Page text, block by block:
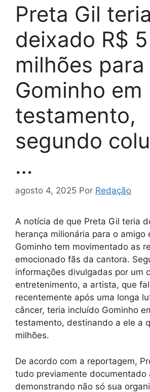
Preta Gil teria
deixado R$ 5
milhões para
Gominho em
testamento,
segundo
…
agosto 4, 2025 Por Redação
A notícia de que Preta Gil teria
herança milionária para o amigo
Gominho tem movimentado as
emocionado fãs da cantora.
informações divulgadas por um
entretenimento, a artista, que
recentemente após uma longa
câncer, teria incluído Gominho
testamento, destinando a ele a
milhões.
De acordo com a reportagem,
tudo previamente documentado
demonstrando não só sua